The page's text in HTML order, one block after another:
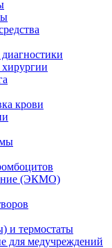
крови
(ЭКМО)
и термостаты
для медучреждений